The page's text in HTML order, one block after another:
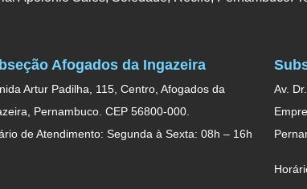
Afogados da Ingazeira
Artur Padilha, 115, Centro, Afogados da
Pernambuco. CEP 56800-000.
de Atendimento: Segunda à Sexta: 08h – 16h
Av.